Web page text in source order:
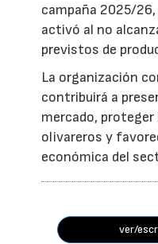
campaña 2025/
activó al no
previstos de
La organización
contribuirá a
mercado,
olivareros y
económica del
ver/